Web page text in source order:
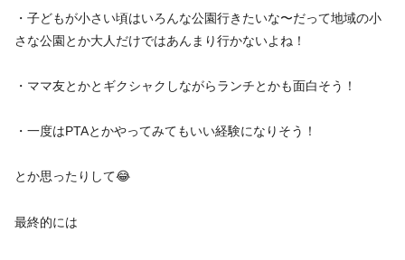
・子どもが小さい頃はいろんな公園行きたいな〜だって地域の小
さな公園とか大人だけではあんまり行かないよね！
・ママ友とかとギクシャクしながらランチとかも面白そう！
・一度はPTAとかやってみてもいい経験になりそう！
とか思ったりして😂
最終的には